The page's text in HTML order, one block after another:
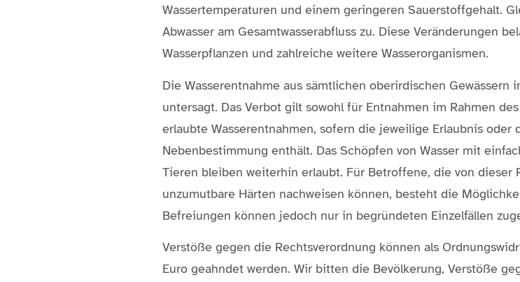
Wassertemperaturen und einem geringeren Sauerstoffgehalt.
Abwasser am Gesamtwasserabfluss zu. Diese Veränderungen
Wasserpflanzen und zahlreiche weitere Wasserorganismen.
Die Wasserentnahme aus sämtlichen oberirdischen Gewässern
untersagt. Das Verbot gilt sowohl für Entnahmen im Rahmen
erlaubte Wasserentnahmen, sofern die jeweilige Erlaubnis
Nebenbestimmung enthält. Das Schöpfen von Wasser mit
Tieren bleiben weiterhin erlaubt. Für Betroffene, die von dieser
unzumutbare Härten nachweisen können, besteht die
Befreiungen können jedoch nur in begründeten Einzelfällen
Verstöße gegen die Rechtsverordnung können als
Euro geahndet werden. Wir bitten die Bevölkerung, Verstöße